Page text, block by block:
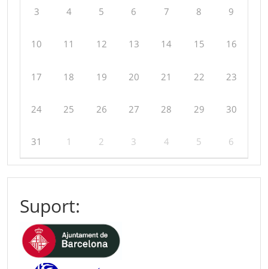
3 4 5 6 7 8 9
10 11 12 13 14 15 16
17 18 19 20 21 22 23
24 25 26 27 28 29 30
31 1 2 3 4 5 6
Suport: